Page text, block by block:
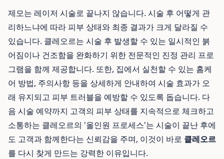
제모는 레이저 시술로 끝나지 않습니다. 시술 후 어떻게 관
리하느냐에 따라 피부 상태와 최종 결과가 크게 달라질 수
있습니다. 클레오르는 시술 후 발생할 수 있는 일시적인 붉
어짐이나 건조함을 완화하기 위한 전문적인 진정 관리 프로
그램을 함께 제공합니다. 또한, 집에서 실천할 수 있는 홈케
어 방법, 주의사항 등을 상세하게 안내하여 시술 효과가 오
래 유지되고 피부 트러블을 예방할 수 있도록 돕습니다. 다
음 시술 예약까지 고객의 피부 상태를 지속적으로 체크하고
소통하는 클레오르의 '올인원 프로세스'는 시술이 끝난 후에
도 고객과 함께한다는 신뢰감을 주며, 이것이 바로 클레오르
를 다시 찾게 만드는 강력한 이유입니다.